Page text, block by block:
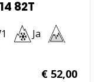
82T
Ja
€52,00